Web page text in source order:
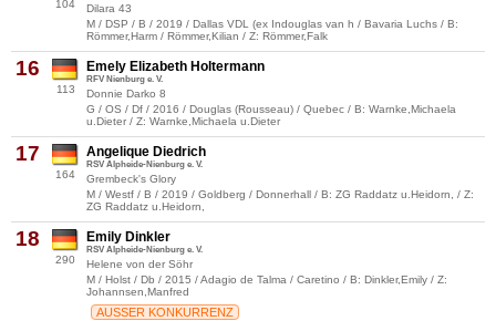
104
Dilara 43
M / DSP / B / 2019 / Dallas VDL (ex Indouglas van h / Bavaria Luchs / B:
Römmer,Harm / Römmer,Kilian / Z: Römmer,Falk
16
113
Emely Elizabeth Holtermann
RFV Nienburg e. V.
Donnie Darko 8
G / OS / Df / 2016 / Douglas (Rousseau) / Quebec / B: Warnke,Michaela
u.Dieter / Z: Warnke,Michaela u.Dieter
17
164
Angelique Diedrich
RSV Alpheide-Nienburg e. V.
Grembeck's Glory
M / Westf / B / 2019 / Goldberg / Donnerhall / B: ZG Raddatz u.Heidorn, / Z:
ZG Raddatz u.Heidorn,
18
290
Emily Dinkler
RSV Alpheide-Nienburg e. V.
Helene von der Söhr
M / Holst / Db / 2015 / Adagio de Talma / Caretino / B: Dinkler,Emily / Z:
Johannsen,Manfred
AUSSER KONKURRENZ